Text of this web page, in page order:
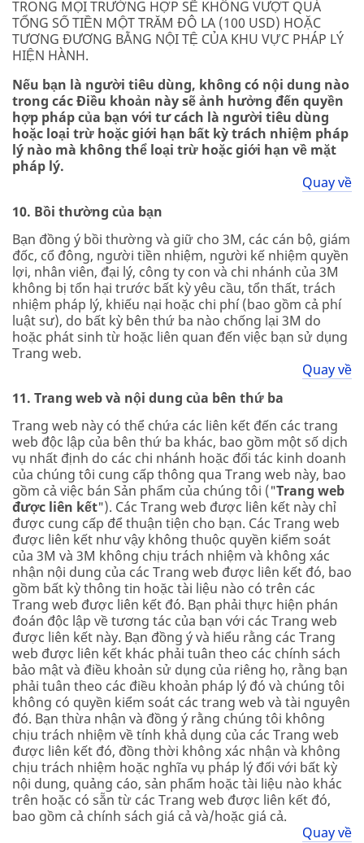
TRONG MỌI TRƯỜNG HỢP SẼ KHÔNG VƯỢT QUÁ
TỔNG SỐ TIỀN MỘT TRĂM ĐÔ LA (100 USD) HOẶC
TƯƠNG ĐƯƠNG BẰNG NỘI TỆ CỦA KHU VỰC PHÁP LÝ
HIỆN HÀNH.
Nếu bạn là người tiêu dùng, không có nội dung nào
trong các Điều khoản này sẽ ảnh hưởng đến quyền
hợp pháp của bạn với tư cách là người tiêu dùng
hoặc loại trừ hoặc giới hạn bất kỳ trách nhiệm pháp
lý nào mà không thể loại trừ hoặc giới hạn về mặt
pháp lý.
Quay về
10. Bồi thường của bạn
Bạn đồng ý bồi thường và giữ cho 3M, các cán bộ, giám
đốc, cổ đông, người tiền nhiệm, người kế nhiệm quyền
lợi, nhân viên, đại lý, công ty con và chi nhánh của 3M
không bị tổn hại trước bất kỳ yêu cầu, tổn thất, trách
nhiệm pháp lý, khiếu nại hoặc chi phí (bao gồm cả phí
luật sư), do bất kỳ bên thứ ba nào chống lại 3M do
hoặc phát sinh từ hoặc liên quan đến việc bạn sử dụng
Trang web.
Quay về
11. Trang web và nội dung của bên thứ ba
Trang web này có thể chứa các liên kết đến các trang
web độc lập của bên thứ ba khác, bao gồm một số dịch
vụ nhất định do các chi nhánh hoặc đối tác kinh doanh
của chúng tôi cung cấp thông qua Trang web này, bao
gồm cả việc bán Sản phẩm của chúng tôi ("Trang web
được liên kết"). Các Trang web được liên kết này chỉ
được cung cấp để thuận tiện cho bạn. Các Trang web
được liên kết như vậy không thuộc quyền kiểm soát
của 3M và 3M không chịu trách nhiệm và không xác
nhận nội dung của các Trang web được liên kết đó, bao
gồm bất kỳ thông tin hoặc tài liệu nào có trên các
Trang web được liên kết đó. Bạn phải thực hiện phán
đoán độc lập về tương tác của bạn với các Trang web
được liên kết này. Bạn đồng ý và hiểu rằng các Trang
web được liên kết khác phải tuân theo các chính sách
bảo mật và điều khoản sử dụng của riêng họ, rằng bạn
phải tuân theo các điều khoản pháp lý đó và chúng tôi
không có quyền kiểm soát các trang web và tài nguyên
đó. Bạn thừa nhận và đồng ý rằng chúng tôi không
chịu trách nhiệm về tính khả dụng của các Trang web
được liên kết đó, đồng thời không xác nhận và không
chịu trách nhiệm hoặc nghĩa vụ pháp lý đối với bất kỳ
nội dung, quảng cáo, sản phẩm hoặc tài liệu nào khác
trên hoặc có sẵn từ các Trang web được liên kết đó,
bao gồm cả chính sách giá cả và/hoặc giá cả.
Quay về